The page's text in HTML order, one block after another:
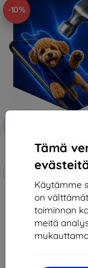
Tämä
Käytämme
on
toiminnan
meitä
-10%
3mk Hammer
Mittojen
21,90 €
19,70 €
Varastossa 4